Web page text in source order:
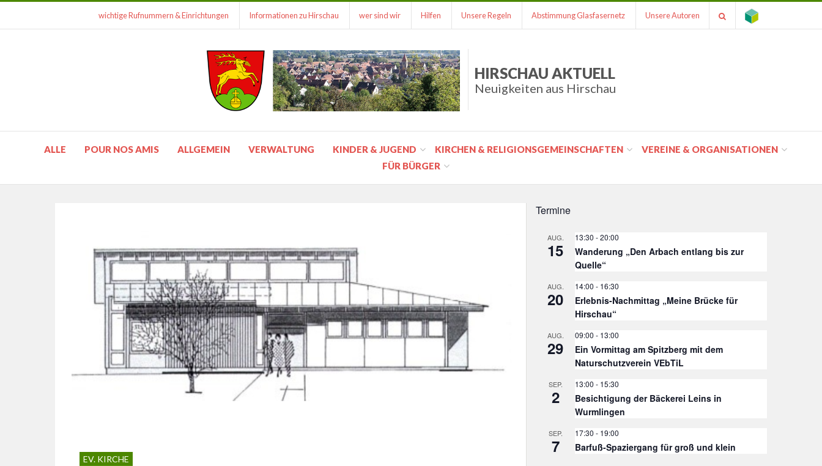
wichtige Rufnummern & Einrichtungen Informationen zu Hirschau wer sind wir Hilfen Unsere Regeln Abstimmung Glasfasernetz Unsere Autoren
HIRSCHAU AKTUELL
Neuigkeiten aus Hirschau
ALLE POUR NOS AMIS ALLGEMEIN VERWALTUNG KINDER & JUGEND KIRCHEN & RELIGIONSGEMEINSCHAFTEN
VEREINE & ORGANISATIONEN
FÜR BÜRGER
EV. KIRCHE
Termine
AUG.
15
13:30 -20:00
Wanderung „Den Arbach entlang bis zur
Quelle“
AUG.
20
14:00 - 16:30
Erlebnis-Nachmittag „Meine Brücke für
Hirschau“
AUG.
29
09:00 - 13:00
Ein Vormittag am Spitzberg mit dem
Naturschutzverein VEbTiL
SEP.
2
13:00 - 15:30
Besichtigung der Bäckerei Leins in
Wurmlingen
SEP.
7
17:30 - 19:00
Barfuß-Spaziergang für groß und klein